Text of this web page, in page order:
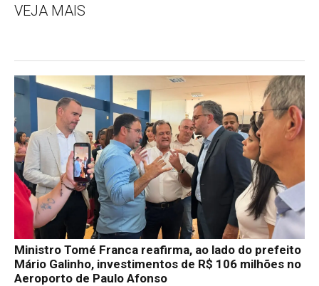
VEJA MAIS
Ministro Tomé Franca reafirma, ao lado do prefeito
Mário Galinho, investimentos de R$ 106 milhões no
Aeroporto de Paulo Afonso